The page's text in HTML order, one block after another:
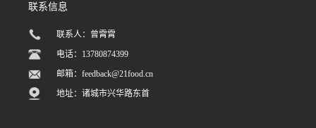
联系信息
联系人：曾霄霄
电话：13780874399
邮箱：feedback@21food.cn
地址：诸城市兴华路东首